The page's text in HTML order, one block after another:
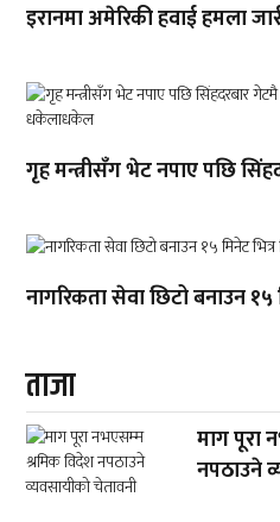
इरानमा अमेरिकी हवाई हमला
गृह मन्त्रीसँग भेट नपाए पछि
नागरिकता सेवा छिटो बनाउन १५
ताजा
माग पूरा
नपठाउने